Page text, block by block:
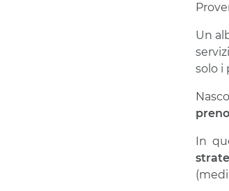
Un
solo i
In